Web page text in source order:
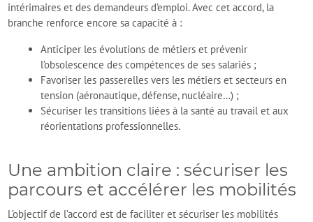
intérimaires et des demandeurs d’emploi. Avec cet accord, la
branche renforce encore sa capacité à :
Anticiper les évolutions de métiers et prévenir
l’obsolescence des compétences de ses salariés ;
Favoriser les passerelles vers les métiers et secteurs en
tension (aéronautique, défense, nucléaire…) ;
Sécuriser les transitions liées à la santé au travail et aux
réorientations professionnelles.
Une ambition claire : sécuriser les
parcours et accélérer les mobilités
L’objectif de l’accord est de faciliter et sécuriser les mobilités